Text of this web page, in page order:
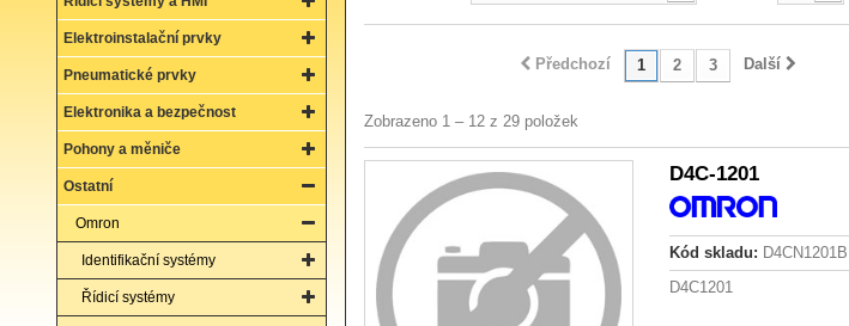
Elektroinstalační prvky
Pneumatické prvky
Elektronika a bezpečnost
Pohony a měniče
Ostatní
Omron
Identifikační systémy
Řídicí systémy
Předchozí 1 2 3 Další
Zobrazeno 1 – 12 z 29 položek
D4C-1201
Kód skladu: D4CN1201B
D4C1201